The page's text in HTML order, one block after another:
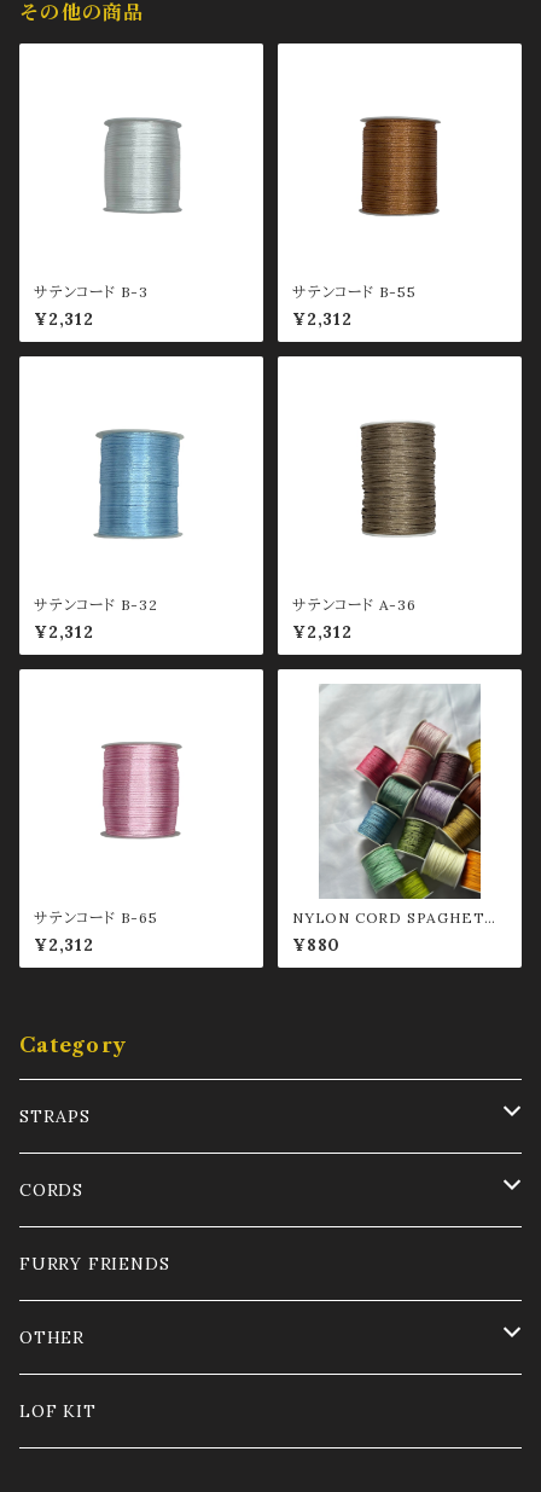
その他の商品
サテンコード B-3
¥2,312
サテンコード B-55
¥2,312
サテンコード B-32
¥2,312
サテンコード A-36
¥2,312
サテンコード B-65
¥2,312
NYLON CORD SPAGHETTI
0.8mm グリーン系
¥880
Category
STRAPS
LONG
SHORT
OPTIONAL PARTS
CORDS
Satin cord 1mm
Satin cord 2mm
Nylon cord 0.8mm SPAGHETTI
FURRY FRIENDS
OTHER
GLASS CORD
LOF KIT